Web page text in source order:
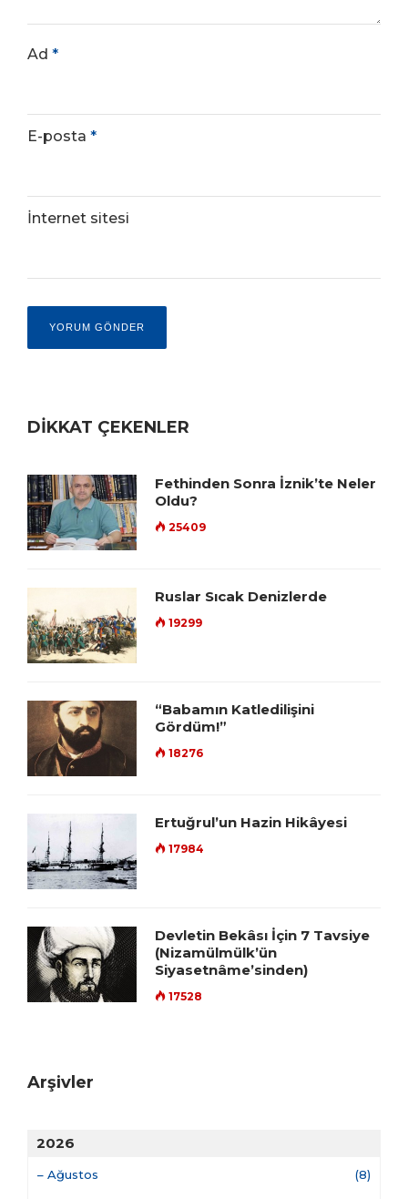
Ad *
E-posta *
İnternet sitesi
DİKKAT ÇEKENLER
Fethinden Sonra İznik’te Neler
Oldu?
25409
Ruslar Sıcak Denizlerde
19299
“Babamın Katledilişini
Gördüm!”
18276
Ertuğrul’un Hazin Hikâyesi
17984
Devletin Bekâsı İçin 7 Tavsiye
(Nizamülmülk’ün
Siyasetnâme’sinden)
17528
Arşivler
2026
– Ağustos (8)